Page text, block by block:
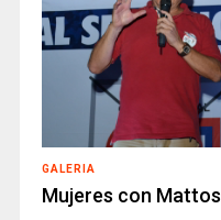
GALERIA
Mujeres con Mattos